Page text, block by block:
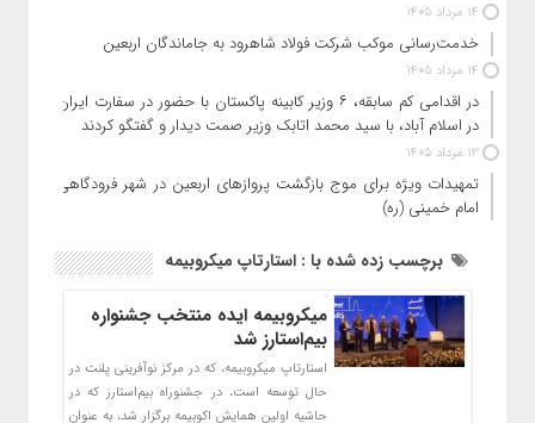
14 مرداد 1405
خدمت‌رسانی موکب شرکت فولاد شاهرود به جاماندگان اربعین
14 مرداد 1405
در اقدامی کم سابقه، ۶ وزیر کابینه پاکستان با حضور در سفارت ایران
در اسلام آباد، با سید محمد اتابک وزیر صمت دیدار و گفتگو کردند
13 مرداد 1405
تمهیدات ویژه برای موج بازگشت پروازهای اربعین در شهر فرودگاهی
امام خمینی (ره)
برچسب زده شده با : استارتاپ میکروبیمه
میکروبیمه ایده منتخب جشنواره
بیم‌استارز شد
استارتاپ میکروبیمه، که در مرکز نوآفرینی پلنت در
حال توسعه است، در جشنوراه بیم‌استارز که در
حاشیه اولین همایش اکوبیمه برگزار شد، به عنوان